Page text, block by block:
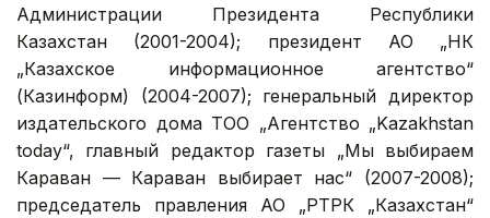
Администрации Президента Республики
Казахстан (2001-2004); президент АО „НК
„Казахское информационное агентство“
(Казинформ) (2004-2007); генеральный директор
издательского дома ТОО „Агентство „Kazakhstan
today“, главный редактор газеты „Мы выбираем
Караван — Караван выбирает нас“ (2007-2008);
председатель правления АО „РТРК „Казахстан“